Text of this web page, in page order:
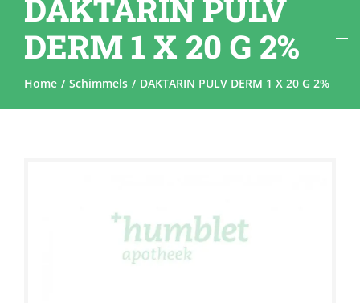
Blog
Diensten
Contacteer Ons
DAKTARIN PULV
DERM 1 X 20 G 2%
Home Schimmels DAKTARIN PULV DERM 1 X 20 G 2%